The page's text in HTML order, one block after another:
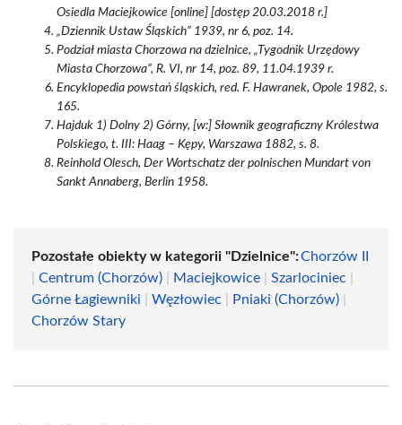
Osiedla Maciejkowice [online] [dostęp 20.03.2018 r.]
„Dziennik Ustaw Śląskich” 1939, nr 6, poz. 14.
Podział miasta Chorzowa na dzielnice, „Tygodnik Urzędowy
Miasta Chorzowa”, R. VI, nr 14, poz. 89, 11.04.1939 r.
Encyklopedia powstań śląskich, red. F. Hawranek, Opole 1982, s.
165.
Hajduk 1) Dolny 2) Górny, [w:] Słownik geograficzny Królestwa
Polskiego, t. III: Haag – Kępy, Warszawa 1882, s. 8.
Reinhold Olesch, Der Wortschatz der polnischen Mundart von
Sankt Annaberg, Berlin 1958.
Pozostałe obiekty w kategorii "Dzielnice":Chorzów II
Centrum (Chorzów) Maciejkowice Szarlociniec
Górne Łagiewniki
Węzłowiec Pniaki (Chorzów)
Chorzów Stary